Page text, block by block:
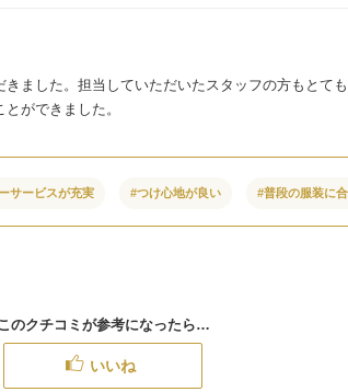
ました。担当していただいたスタッフの方もとて
ができました。
サービスが充実 #つけ心地が良い #普段の服装に
のクチコミが参考になったら…
いいね